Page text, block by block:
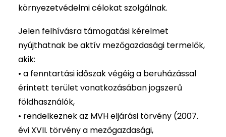
környezetvédelmi célokat szolgálnak.
Jelen felhívásra támogatási kérelmet
nyújthatnak be aktív mezőgazdasági termelők,
akik:
• a fenntartási időszak végéig a beruházással
érintett terület vonatkozásában jogszerű
földhasználók,
• rendelkeznek az MVH eljárási törvény (2007.
évi XVII. törvény a mezőgazdasági,